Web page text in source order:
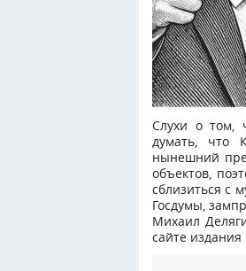
Слухи о том,
думать, что
нынешний
объектов,
сблизиться с
Госдумы,
Михаил
сайте издания